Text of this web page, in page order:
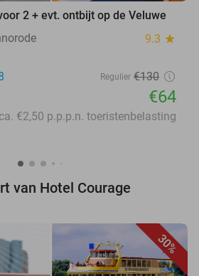
2 + evt. ontbijt op de Veluwe
9.3 star
Regulier €130
€64
€2,50 p.p.p.n. toeristenbelasting
van Hotel Courage
30%